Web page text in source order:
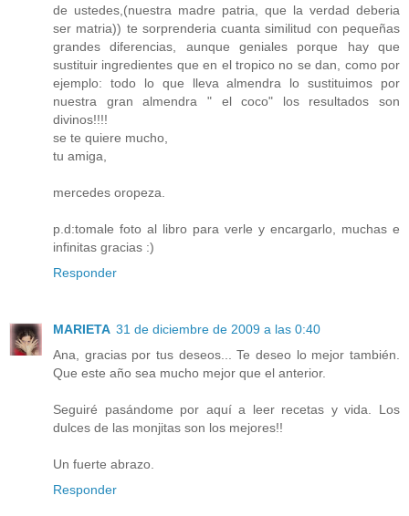
de ustedes,(nuestra madre patria, que la verdad deberia
ser matria)) te sorprenderia cuanta similitud con pequeñas
grandes diferencias, aunque geniales porque hay que
sustituir ingredientes que en el tropico no se dan, como por
ejemplo: todo lo que lleva almendra lo sustituimos por
nuestra gran almendra " el coco" los resultados son
divinos!!!!
se te quiere mucho,
tu amiga,
mercedes oropeza.
p.d:tomale foto al libro para verle y encargarlo, muchas e
infinitas gracias :)
Responder
MARIETA 31 de diciembre de 2009 a las 0:40
Ana, gracias por tus deseos... Te deseo lo mejor también.
Que este año sea mucho mejor que el anterior.
Seguiré pasándome por aquí a leer recetas y vida. Los
dulces de las monjitas son los mejores!!
Un fuerte abrazo.
Responder